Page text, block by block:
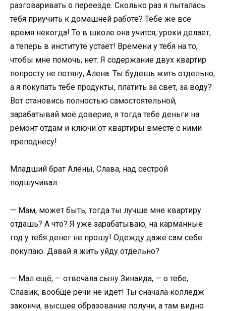
разговаривать о переезде. Сколько раз я пыталась
тебя приучить к домашней работе? Тебе же всё
время некогда! То в школе она учится, уроки делает,
а теперь в институте устаёт! Времени у тебя на то,
чтобы мне помочь, нет. Я содержание двух квартир
попросту не потяну, Алена. Ты будешь жить отдельно,
а я покупать тебе продукты, платить за свет, за воду?
Вот становись полностью самостоятельной,
зарабатывай моё доверие, я тогда тебе деньги на
ремонт отдам и ключи от квартиры вместе с ними
преподнесу!
Младший брат Алёны, Слава, над сестрой
подшучивал:
— Мам, может быть, тогда ты лучше мне квартиру
отдашь? А что? Я уже зарабатываю, на карманные
год у тебя денег не прошу! Одежду даже сам себе
покупаю. Давай я жить уйду отдельно?
— Мал ещё, — отвечала сыну Зинаида, — о тебе,
Славик, вообще речи не идёт! Ты сначала колледж
закончи, высшее образование получи, а там видно